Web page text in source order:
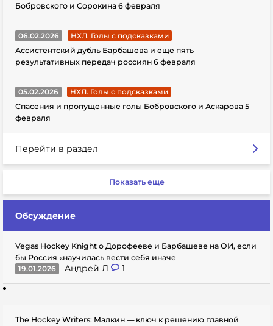
Бобровского и Сорокина 6 февраля
06.02.2026
НХЛ. Голы с подсказками
Ассистентский дубль Барбашева и еще пять
результативных передач россиян 6 февраля
05.02.2026
НХЛ. Голы с подсказками
Спасения и пропущенные голы Бобровского и Аскарова 5
февраля
Перейти в раздел
Показать еще
Обсуждение
Vegas Hockey Knight о Дорофееве и Барбашеве на ОИ, если
бы Россия «научилась вести себя иначе
19.01.2026
Андрей Л 1
The Hockey Writers: Малкин — ключ к решению главной